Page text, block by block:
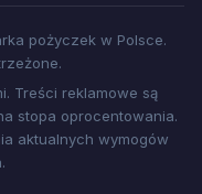
pożyczek w Polsce.
Treści reklamowe są
stopa oprocentowania.
aktualnych wymogów